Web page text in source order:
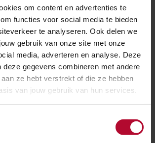
om content en advertenties te
functies voor social media te bieden
te analyseren. Ook delen we
gebruik van onze site met onze
media, adverteren en analyse. Deze
deze gegevens combineren met andere
ze hebt verstrekt of die ze hebben
van jouw gebruik van hun services.